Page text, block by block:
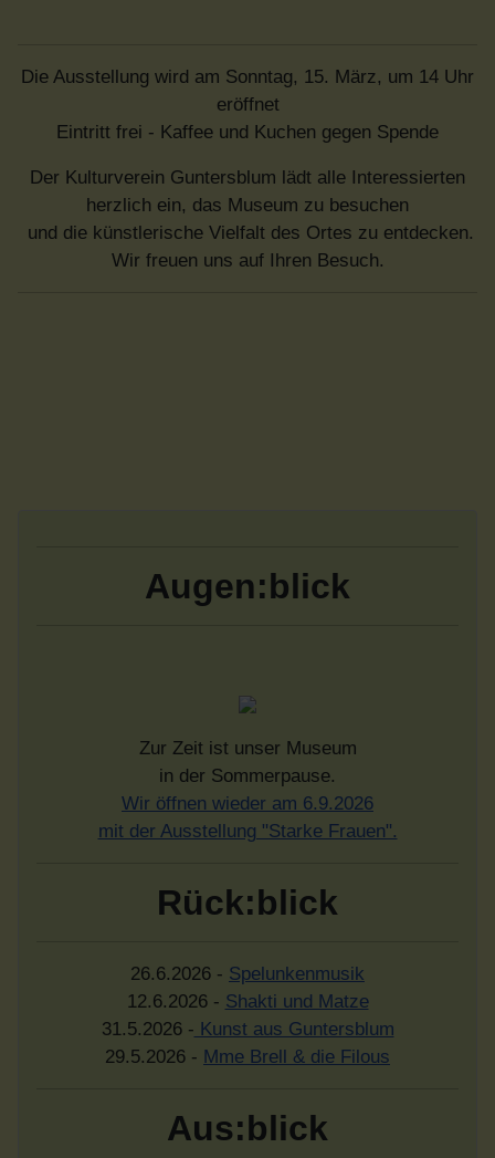
Die Ausstellung wird am Sonntag, 15. März, um 14 Uhr
eröffnet
Eintritt frei - Kaffee und Kuchen gegen Spende
Der Kulturverein Guntersblum lädt alle Interessierten
herzlich ein, das Museum zu besuchen
und die künstlerische Vielfalt des Ortes zu entdecken.
Wir freuen uns auf Ihren Besuch.
Augen:blick
Zur Zeit ist unser Museum
in der Sommerpause.
Wir öffnen wieder am 6.9.2026
mit der Ausstellung "Starke Frauen".
Rück:blick
26.6.2026 - Spelunkenmusik
12.6.2026 - Shakti und Matze
31.5.2026 - Kunst aus Guntersblum
29.5.2026 - Mme Brell & die Filous
Aus:blick